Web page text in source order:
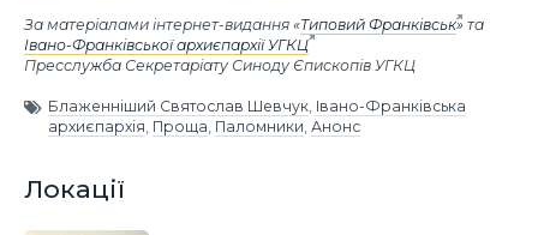
За матеріалами інтернет-видання «Типовий Франківськ» та
Івано-Франківської архиєпархії УГКЦ
Пресслужба Секретаріату Синоду Єпископів УГКЦ
Блаженніший Святослав Шевчук Івано-Франківська
архиєпархія Проща Паломники Анонс
Локації